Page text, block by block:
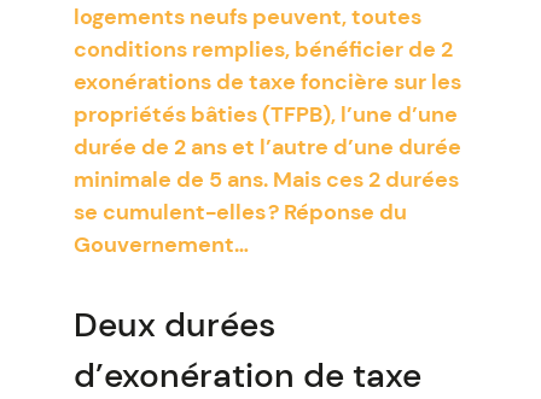
logements neufs peuvent, toutes
conditions remplies, bénéficier de 2
exonérations de taxe foncière sur les
propriétés bâties (TFPB), l’une d’une
durée de 2 ans et l’autre d’une durée
minimale de 5 ans. Mais ces 2 durées
se cumulent-elles ? Réponse du
Gouvernement…
Deux durées
d’exonération de taxe